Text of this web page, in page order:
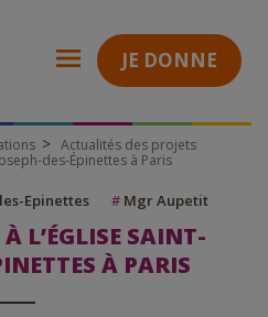
JE DONNE
Actualités des projets
des-Épinettes à Paris
Epinettes #Mgr Aupetit
L’ÉGLISE SAINT-
À PARIS